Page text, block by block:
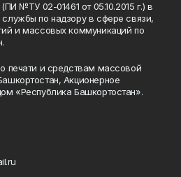
№ТУ 02-01461 от 05.10.2015 г.) в
по надзору в сфере связи,
и массовых коммуникаций по
печати и средствам массовой
Акционерное
«Республика Башкортостан».